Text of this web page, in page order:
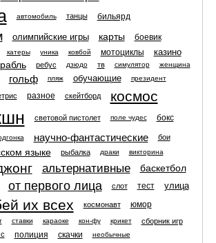
автомобиль танцы бильярд
олимпийские игры карты боевик
катеры уника ковбой мотоциклы казино
ребус дзюдо тв симулятор женщина
гольф пляж обучающие президент
разное скейтборд космос
световой пистолет поле чудес бокс
научно-фантастические бои
языке рыбалка драки викторина
альтернативные баскетбол
от первого лица слот тест улица
их всех космонавт юмор
ставки караоке кон-фу крикет сборник игр
полиция скачки
необычные